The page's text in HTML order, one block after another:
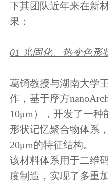
下其团队近年来在新
果：
01 光固化、热变色形
葛锜教授与湖南大学
作，基于摩方
10μm），开发了一
形状记忆聚合物体系
20μm的特征结构。
该材料体系用于二维
度制造，实现了多重